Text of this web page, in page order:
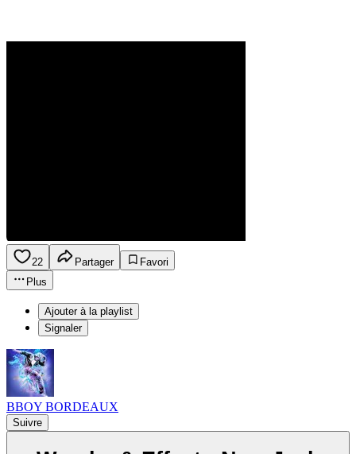
22 Partager
Favori
Plus
Ajouter à la playlist
Signaler
BBOY BORDEAUX
Suivre